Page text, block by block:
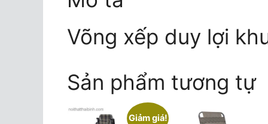
Võng xếp duy lợi
Sản phẩm tương tự
Giảm giá!